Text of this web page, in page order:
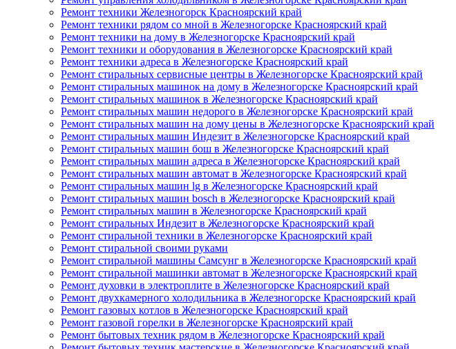
Ремонт техники Железногорск Красноярский край
Ремонт техники рядом со мной в Железногорске Красноярский край
Ремонт техники на дому в Железногорске Красноярский край
Ремонт техники и оборудования в Железногорске Красноярский край
Ремонт техники адреса в Железногорске Красноярский край
Ремонт стиральных сервисные центры в Железногорске Красноярский край
Ремонт стиральных машинок на дому в Железногорске Красноярский край
Ремонт стиральных машинок в Железногорске Красноярский край
Ремонт стиральных машин недорого в Железногорске Красноярский край
Ремонт стиральных машин на дому цены в Железногорске Красноярский край
Ремонт стиральных машин Индезит в Железногорске Красноярский край
Ремонт стиральных машин бош в Железногорске Красноярский край
Ремонт стиральных машин адреса в Железногорске Красноярский край
Ремонт стиральных машин автомат в Железногорске Красноярский край
Ремонт стиральных машин lg в Железногорске Красноярский край
Ремонт стиральных машин bosch в Железногорске Красноярский край
Ремонт стиральных машин в Железногорске Красноярский край
Ремонт стиральных Индезит в Железногорске Красноярский край
Ремонт стиральной техники в Железногорске Красноярский край
Ремонт стиральной своими руками
Ремонт стиральной машины Самсунг в Железногорске Красноярский край
Ремонт стиральной машинки автомат в Железногорске Красноярский край
Ремонт духовки в электроплите в Железногорске Красноярский край
Ремонт двухкамерного холодильника в Железногорске Красноярский край
Ремонт газовых котлов в Железногорске Красноярский край
Ремонт газовой горелки в Железногорске Красноярский край
Ремонт бытовых техник рядом в Железногорске Красноярский край